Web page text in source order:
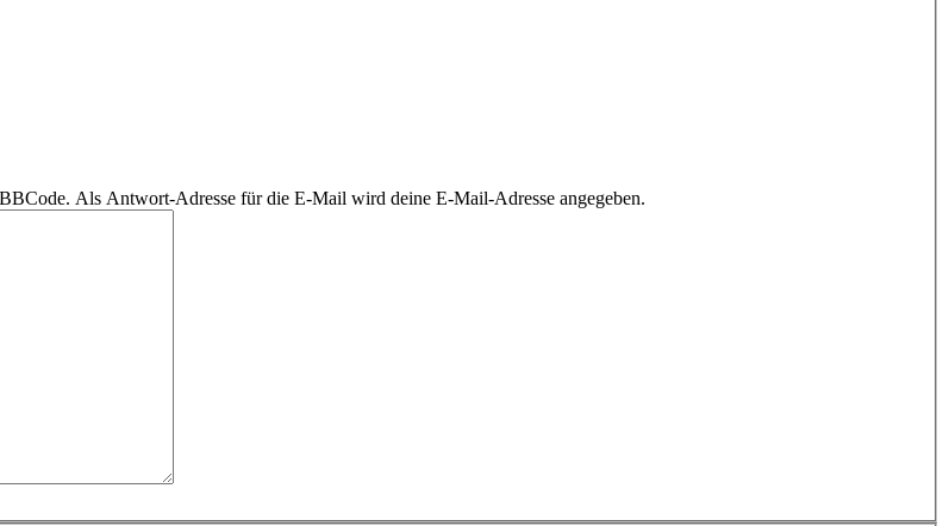
Als Antwort-Adresse für die E-Mail wird deine E-Mail-Adresse angegeben.